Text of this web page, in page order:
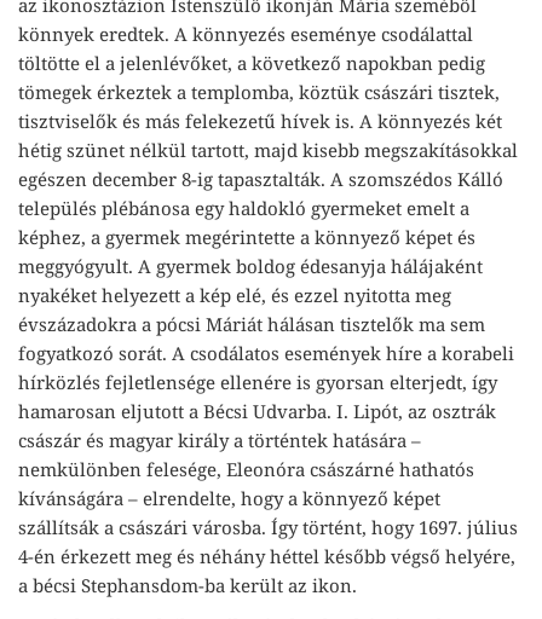
könnyek eredtek. A könnyezés eseménye csodálattal
töltötte el a jelenlévőket, a következő napokban pedig
tömegek érkeztek a templomba, köztük császári tisztek,
tisztviselők és más felekezetű hívek is. A könnyezés két
hétig szünet nélkül tartott, majd kisebb megszakításokkal
egészen december 8-ig tapasztalták. A szomszédos Kálló
település plébánosa egy haldokló gyermeket emelt a
képhez, a gyermek megérintette a könnyező képet és
meggyógyult. A gyermek boldog édesanyja hálájaként
nyakéket helyezett a kép elé, és ezzel nyitotta meg
évszázadokra a pócsi Máriát hálásan tisztelők ma sem
fogyatkozó sorát. A csodálatos események híre a korabeli
hírközlés fejletlensége ellenére is gyorsan elterjedt, így
hamarosan eljutott a Bécsi Udvarba. I. Lipót, az osztrák
császár és magyar király a történtek hatására –
nemkülönben felesége, Eleonóra császárné hathatós
kívánságára – elrendelte, hogy a könnyező képet
szállítsák a császári városba. Így történt, hogy 1697. július
4-én érkezett meg és néhány héttel később végső helyére,
a bécsi Stephansdom-ba került az ikon.